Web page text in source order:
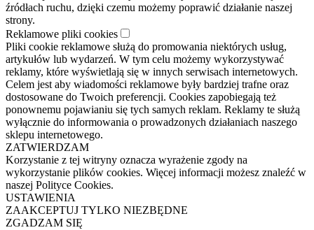
źródłach ruchu, dzięki czemu możemy poprawić działanie naszej
strony.
Reklamowe pliki cookies
Pliki cookie reklamowe służą do promowania niektórych usług,
artykułów lub wydarzeń. W tym celu możemy wykorzystywać
reklamy, które wyświetlają się w innych serwisach internetowych.
Celem jest aby wiadomości reklamowe były bardziej trafne oraz
dostosowane do Twoich preferencji. Cookies zapobiegają też
ponownemu pojawianiu się tych samych reklam. Reklamy te służą
wyłącznie do informowania o prowadzonych działaniach naszego
sklepu internetowego.
ZATWIERDZAM
Korzystanie z tej witryny oznacza wyrażenie zgody na
wykorzystanie plików cookies. Więcej informacji możesz znaleźć w
naszej Polityce Cookies.
USTAWIENIA
ZAAKCEPTUJ TYLKO NIEZBĘDNE
ZGADZAM SIĘ